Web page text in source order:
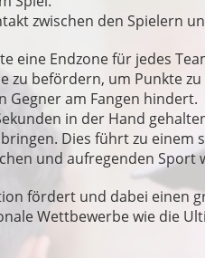
zwischen den Spielern
eine Endzone für jedes
zu befördern, um Punkte
Gegner am Fangen hindert.
in der Hand
Dies führt zu einem
und aufregenden Sport
fördert und dabei einen
Wettbewerbe wie die